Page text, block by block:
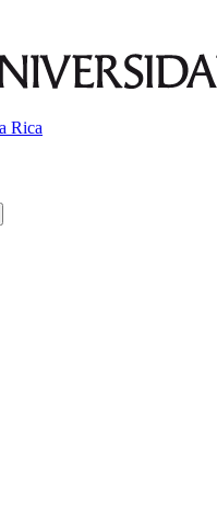
Rica